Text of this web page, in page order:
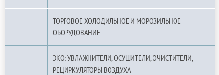
ТОРГОВОЕ ХОЛОДИЛЬНОЕ И МОРОЗИЛЬНОЕ
ОБОРУДОВАНИЕ
ЭКО: УВЛАЖНИТЕЛИ, ОСУШИТЕЛИ, ОЧИСТИТЕЛИ,
РЕЦИРКУЛЯТОРЫ ВОЗДУХА